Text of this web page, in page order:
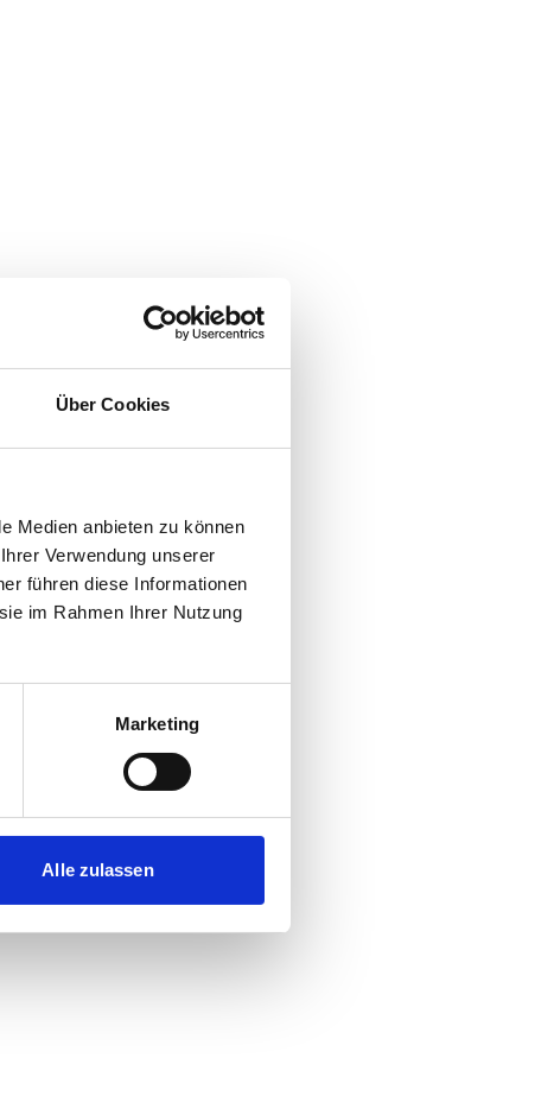
Über Cookies
Medien anbieten zu können
Verwendung unserer
führen diese Informationen
im Rahmen Ihrer Nutzung
Marketing
Alle zulassen